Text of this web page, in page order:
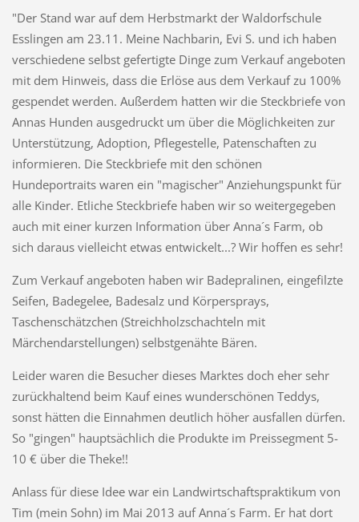
"Der Stand war auf dem Herbstmarkt der Waldorfschule
Esslingen am 23.11. Meine Nachbarin, Evi S. und ich haben
verschiedene selbst gefertigte Dinge zum Verkauf angeboten
mit dem Hinweis, dass die Erlöse aus dem Verkauf zu 100%
gespendet werden. Außerdem hatten wir die Steckbriefe von
Annas Hunden ausgedruckt um über die Möglichkeiten zur
Unterstützung, Adoption, Pflegestelle, Patenschaften zu
informieren. Die Steckbriefe mit den schönen
Hundeportraits waren ein "magischer" Anziehungspunkt für
alle Kinder. Etliche Steckbriefe haben wir so weitergegeben
auch mit einer kurzen Information über Anna´s Farm, ob
sich daraus vielleicht etwas entwickelt...? Wir hoffen es sehr!
Zum Verkauf angeboten haben wir Badepralinen, eingefilzte
Seifen, Badegelee, Badesalz und Körpersprays,
Taschenschätzchen (Streichholzschachteln mit
Märchendarstellungen) selbstgenähte Bären.
Leider waren die Besucher dieses Marktes doch eher sehr
zurückhaltend beim Kauf eines wunderschönen Teddys,
sonst hätten die Einnahmen deutlich höher ausfallen dürfen.
So "gingen" hauptsächlich die Produkte im Preissegment 5-
10 € über die Theke!!
Anlass für diese Idee war ein Landwirtschaftspraktikum von
Tim (mein Sohn) im Mai 2013 auf Anna´s Farm. Er hat dort